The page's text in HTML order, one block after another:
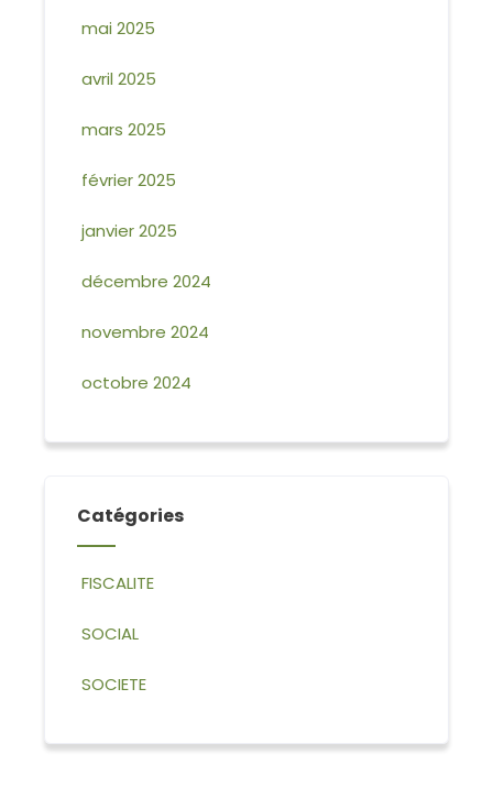
mai 2025
avril 2025
mars 2025
février 2025
janvier 2025
décembre 2024
novembre 2024
octobre 2024
Catégories
FISCALITE
SOCIAL
SOCIETE